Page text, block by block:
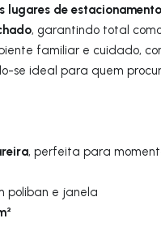
lugares de
, garantindo total
familiar e cuidado,
se ideal para quem
, perfeita para
poliban e janela